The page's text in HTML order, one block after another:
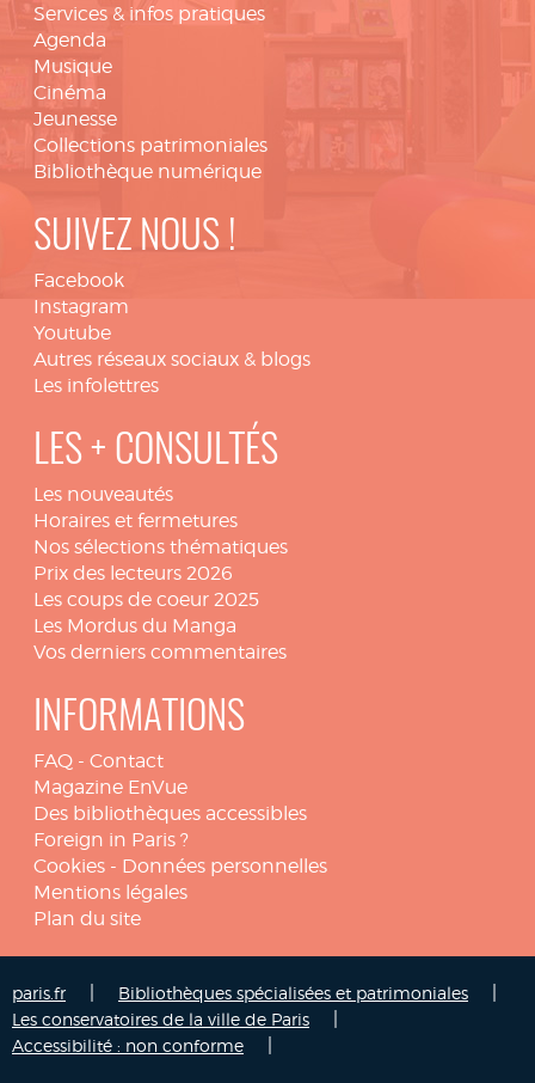
Services & infos pratiques
Agenda
Musique
Cinéma
Jeunesse
Collections patrimoniales
Bibliothèque numérique
SUIVEZ NOUS !
Facebook
Instagram
Youtube
Autres réseaux sociaux & blogs
Les infolettres
LES + CONSULTÉS
Les nouveautés
Horaires et fermetures
Nos sélections thématiques
Prix des lecteurs 2026
Les coups de coeur 2025
Les Mordus du Manga
Vos derniers commentaires
INFORMATIONS
FAQ - Contact
Magazine EnVue
Des bibliothèques accessibles
Foreign in Paris ?
Cookies - Données personnelles
Mentions légales
Plan du site
paris.fr Bibliothèques spécialisées et patrimoniales
Les conservatoires de la ville de Paris
Accessibilité : non conforme